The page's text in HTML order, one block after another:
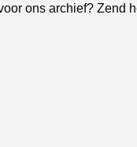
ons archief? Zend